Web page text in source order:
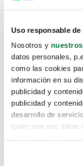
Uso responsable
Nosotros y
datos personales,
como las cookies
información en su
publicidad y
publicidad y
desarrollo de
quién usa sus datos
Lo
te hemos
Pero puedes
buscando en